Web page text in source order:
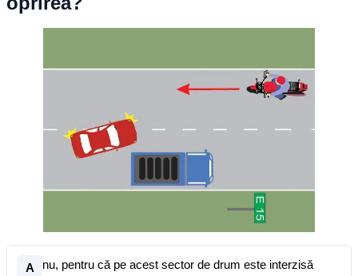
A
nu, pentru că pe acest sector de drum este interzisă